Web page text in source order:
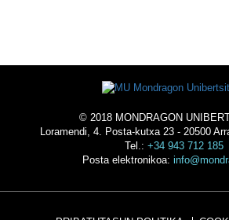
© 2018 MONDRAGON
Loramendi, 4. Posta-kutxa 23 - 20500
Tel.: +34 943 712 185
Posta elektronikoa: